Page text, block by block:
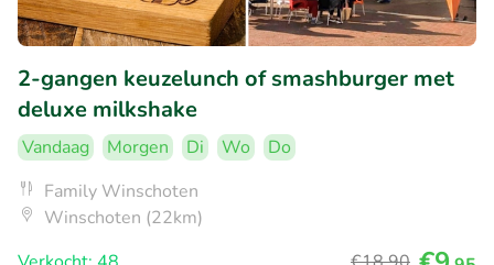
2-gangen keuzelunch of smashburger met
deluxe milkshake
Vandaag Morgen Di Wo
Do
Family Winschoten
Winschoten (22km)